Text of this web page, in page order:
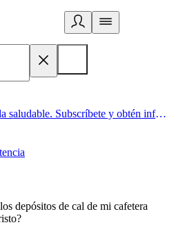
Acá comienza un estilo de vida saludable. Subscríbete y obtén información de primera mano
depósitos de cal de mi cafetera